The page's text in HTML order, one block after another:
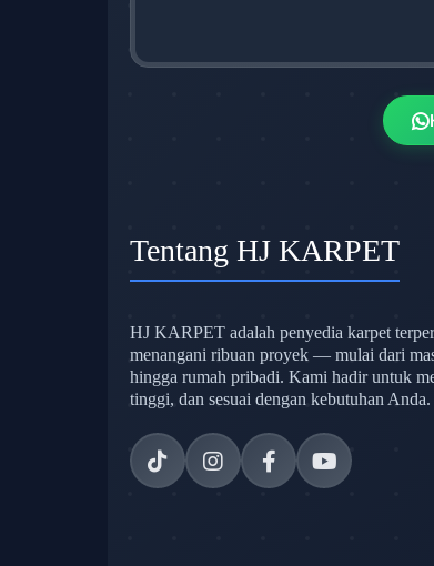
Tentang HJ KARPET
HJ KARPET adalah penyedia karpet
menangani ribuan proyek — mulai dari
hingga rumah pribadi. Kami hadir untuk
tinggi, dan sesuai dengan kebutuhan Anda.